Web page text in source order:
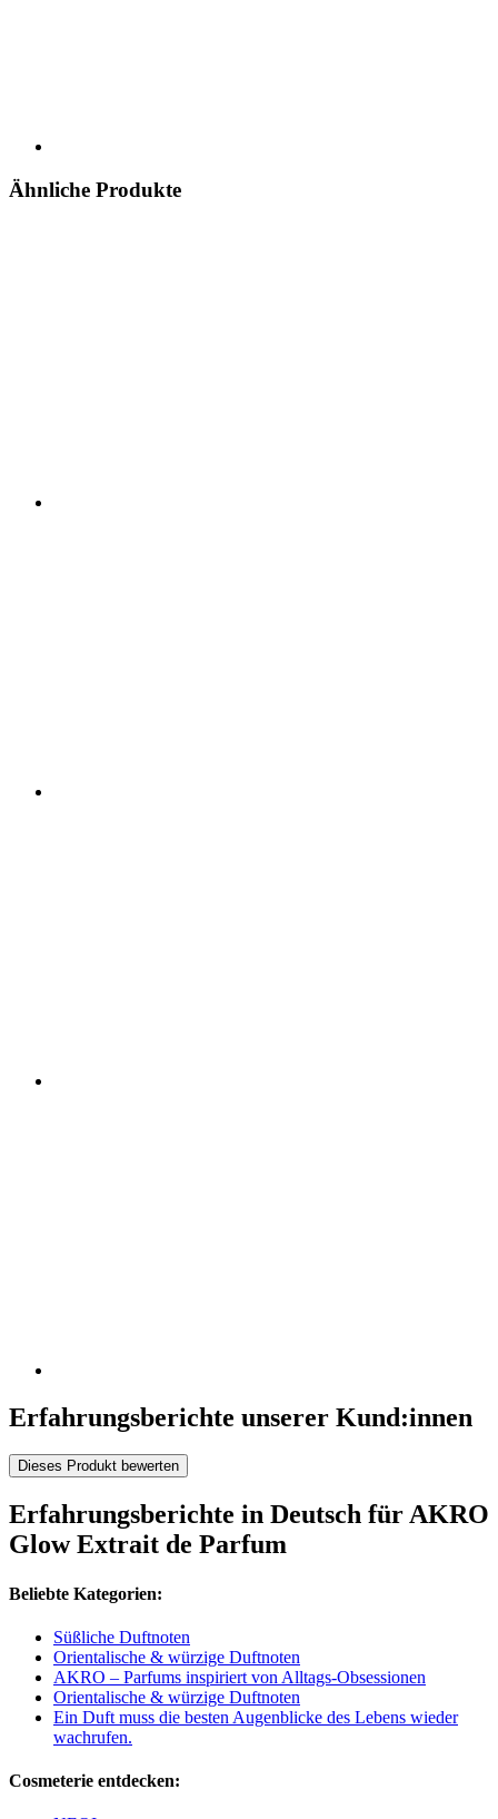
Ähnliche Produkte
Erfahrungsberichte unserer Kund:innen
Dieses Produkt bewerten
Erfahrungsberichte in Deutsch für AKRO
Glow Extrait de Parfum
Beliebte Kategorien:
Süßliche Duftnoten
Orientalische & würzige Duftnoten
AKRO – Parfums inspiriert von Alltags-Obsessionen
Orientalische & würzige Duftnoten
Ein Duft muss die besten Augenblicke des Lebens wieder
wachrufen.
Cosmeterie entdecken: